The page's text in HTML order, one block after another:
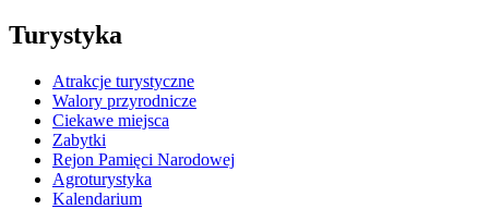
Turystyka
Atrakcje turystyczne
Walory przyrodnicze
Ciekawe miejsca
Zabytki
Rejon Pamięci Narodowej
Agroturystyka
Kalendarium